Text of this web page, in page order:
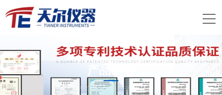
产品中心
PRODUCTS CENTER